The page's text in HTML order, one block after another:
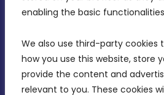
enabling the basic
We also use third-party cookies
how you use this website, store
provide the content and
relevant to you. These cookies
(356) 21 828 800
Office Hours: 7AM - 4PM